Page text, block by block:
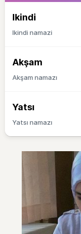
Ikindi
Ikindi namazi
Akşam
Akşam namazı
Yatsı
Yatsı namazı